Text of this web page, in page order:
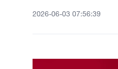
2026-06-03 07:56:39